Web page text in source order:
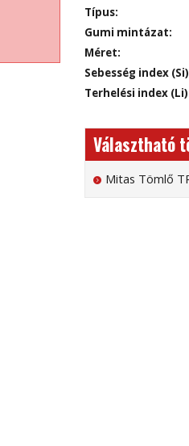
Típus:
Gumi mintázat:
Méret:
Sebesség index
Terhelési index
Választható
Mitas Tömlő